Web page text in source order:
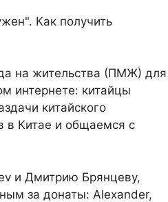
на жительства (ПМЖ) для
интернете: китайцы
китайского
в Китае и общаемся с
и Дмитрию Брянцеву,
за донаты: Alexander,